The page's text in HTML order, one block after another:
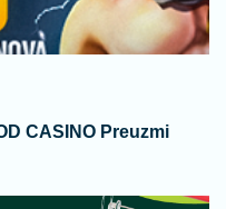
CASINO Preuzmi